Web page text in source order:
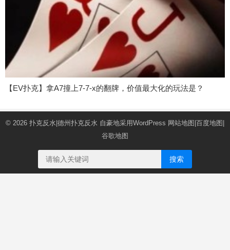
【EV扑克】拿A7撞上7-7-x的翻牌，价值最大化的玩法是？
© 2026 扑克反水|德州扑克反水 自豪地采用WordPress 网站地图 百度地图
谷歌地图
搜索